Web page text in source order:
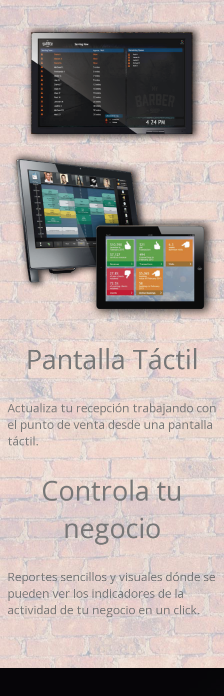
Pantalla Táctil
Actualiza tu recepción trabajando con
el punto de venta desde una pantalla
táctil.
Controla tu
negocio
Reportes sencillos y visuales dónde se
pueden ver los indicadores de la
actividad de tu negocio en un click.